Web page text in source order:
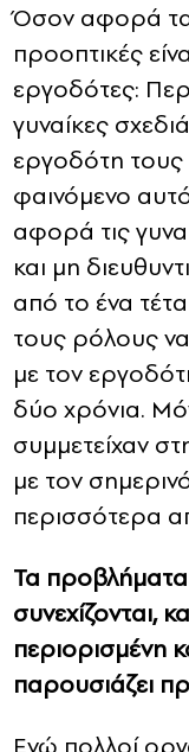
Όσον αφορά τα
προοπτικές
εργοδότες:
γυναίκες
εργοδότη τους
φαινόμενο
αφορά τις
και μη
από το ένα
τους ρόλους
με τον
δύο χρόνια.
συμμετείχαν
με τον
περισσότερα
Τα
συνεχίζονται,
περιορισμένη
παρουσιάζει